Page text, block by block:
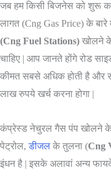
जब हम किसी बिजनेस को शुरू
लागत (Cng Gas Price) के
(Cng Fuel Stations) खोलने
चाहिए | आप जानते होंगे रोड
कीमत सबसे अधिक होती है और
लाख रुपये खर्च करना होगा |
कंप्रेस्ड नेचुरल गैस पंप खोलने
पेट्रोल,डीजल के तुलना (Cng
इंधन है | इसके अलावां अन्य